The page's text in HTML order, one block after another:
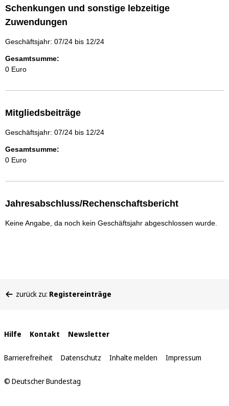
Schenkungen und sonstige lebzeitige
Zuwendungen
Geschäftsjahr: 07/24 bis 12/24
Gesamtsumme:
0 Euro
Mitgliedsbeiträge
Geschäftsjahr: 07/24 bis 12/24
Gesamtsumme:
0 Euro
Jahresabschluss/Rechenschaftsbericht
Keine Angabe, da noch kein Geschäftsjahr abgeschlossen wurde.
befinden
zurück zu: Registereinträge
Interne
Links
Hilfe Kontakt Newsletter
Barrierefreiheit Datenschutz Inhalte melden Impressum
© Deutscher Bundestag